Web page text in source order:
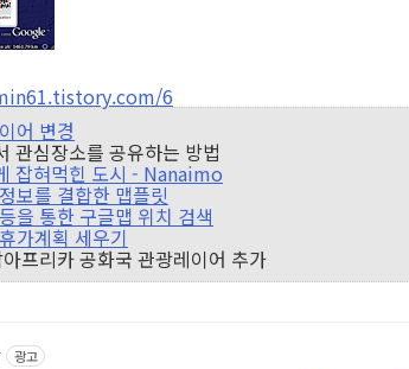
6
어 변경
심장소를 공유하는 방법
잡혀먹힌 도시 - Nanaimo
를 결합한 맵플릿
통한 구글맵 위치 검색
가계획 세우기
프리카 공화국 관광레이어 추가
광고